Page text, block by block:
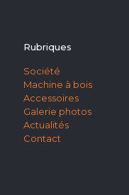
Rubriques
Société
Machine à bois
Accessoires
Galerie photos
Actualités
Contact